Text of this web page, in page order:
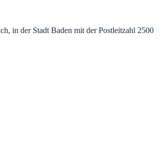
in der Stadt Baden mit der Postleitzahl 2500